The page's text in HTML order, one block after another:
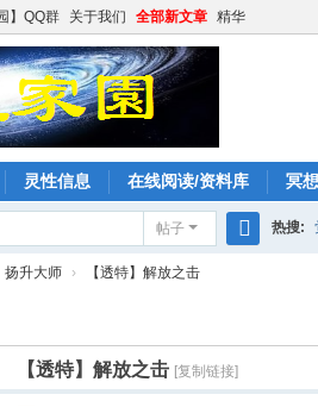
】QQ群 关于我们 全部新文章 精华
灵性信息 在线阅读/资料库 冥
帖子 热搜:
扬升大师 › 【透特】解放之击
【透特】解放之击 [复制链接]